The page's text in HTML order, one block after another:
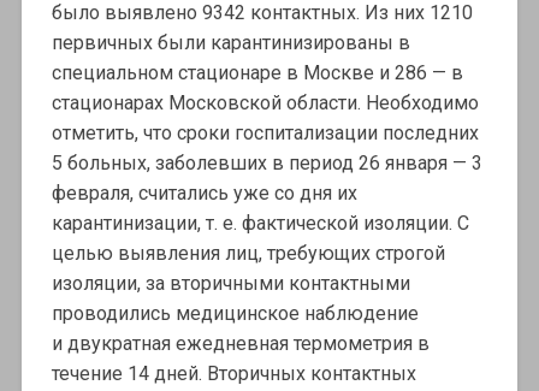
было выявлено 9342 контактных. Из них 1210
первичных были карантинизированы в
специальном стационаре в Москве и 286 — в
стационарах Московской области. Необходимо
отметить, что сроки госпитализации последних
5 больных, заболевших в период 26 января — 3
февраля, считались уже со дня их
карантинизации, т. е. фактической изоляции. С
целью выявления лиц, требующих строгой
изоляции, за вторичными контактными
проводились медицинское наблюдение
и двукратная ежедневная термометрия в
течение 14 дней. Вторичных контактных